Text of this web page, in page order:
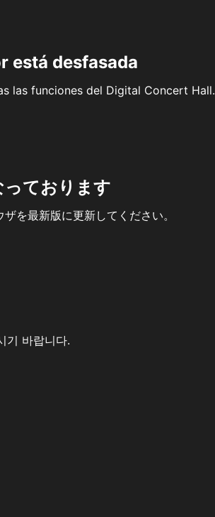
está desfasada
las funciones del Digital Concert Hall.
ております
を最新版に更新してください。
기 바랍니다.